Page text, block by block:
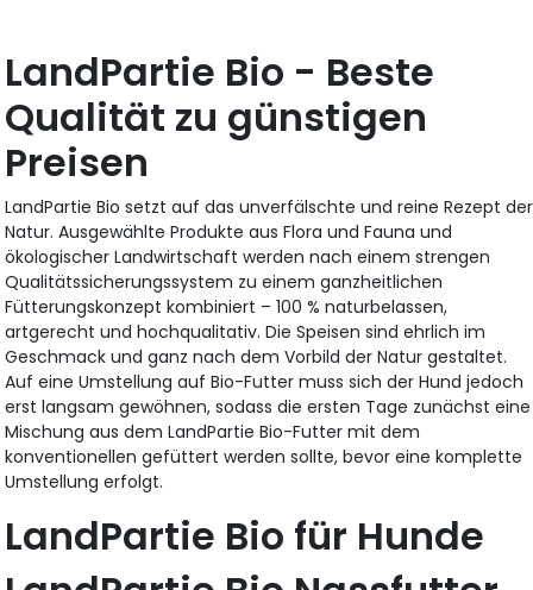
LandPartie Bio - Beste
Qualität zu günstigen
Preisen
LandPartie Bio setzt auf das unverfälschte und reine Rezept der
Natur. Ausgewählte Produkte aus Flora und Fauna und
ökologischer Landwirtschaft werden nach einem strengen
Qualitätssicherungssystem zu einem ganzheitlichen
Fütterungskonzept kombiniert – 100 % naturbelassen,
artgerecht und hochqualitativ. Die Speisen sind ehrlich im
Geschmack und ganz nach dem Vorbild der Natur gestaltet.
Auf eine Umstellung auf Bio-Futter muss sich der Hund jedoch
erst langsam gewöhnen, sodass die ersten Tage zunächst eine
Mischung aus dem LandPartie Bio-Futter mit dem
konventionellen gefüttert werden sollte, bevor eine komplette
Umstellung erfolgt.
LandPartie Bio für Hunde